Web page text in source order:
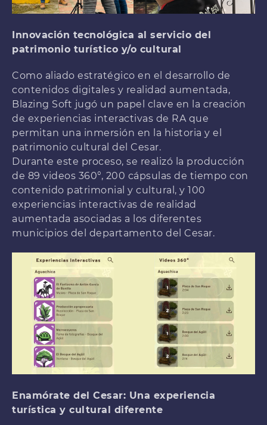
Innovación tecnológica al servicio del
patrimonio turístico y/o cultural
Como aliado estratégico en el desarrollo de
contenidos digitales y realidad aumentada,
Blazing Soft jugó un papel clave en la creación
de experiencias interactivas de RA que
permitan una inmersión en la historia y el
patrimonio cultural del Cesar.
Durante este proceso, se realizó la producción
de 89 videos 360°, 200 cápsulas de tiempo con
contenido patrimonial y cultural, y 100
experiencias interactivas de realidad
aumentada asociadas a los diferentes
municipios del departamento del Cesar.
Enamórate del Cesar: Una experiencia
turística y cultural diferente